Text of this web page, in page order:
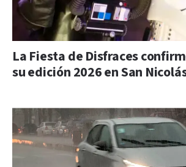
La Fiesta de Disfraces
su edición 2026 en San